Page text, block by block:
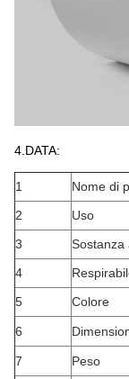
4.DATA:
1 Nome di
2
Uso
3
Sostanza
4
5
Colore
6
7 Peso